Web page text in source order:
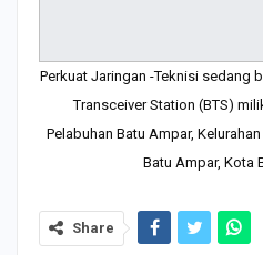
Perkuat Jaringan -Teknisi sedang
Transceiver Station (BTS)
Pelabuhan Batu Ampar,
Batu Ampar, Kota
Share